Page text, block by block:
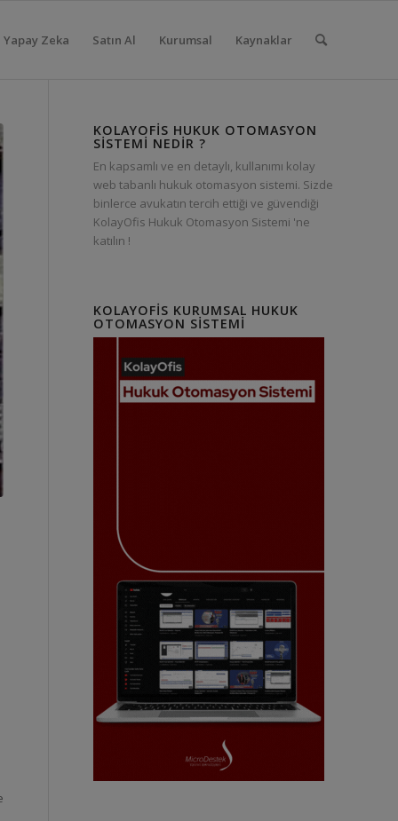
Yapay Zeka Satın Al Kurumsal Kaynaklar
KOLAYOFIS HUKUK OTOMASYON
SISTEMI NEDIR ?
En kapsamlı ve en detaylı, kullanımı kolay
web tabanlı hukuk otomasyon sistemi. Sizde
binlerce avukatın tercih ettiği ve güvendiği
KolayOfis Hukuk Otomasyon Sistemi 'ne
katılın !
KOLAYOFIS KURUMSAL HUKUK
OTOMASYON SISTEMI